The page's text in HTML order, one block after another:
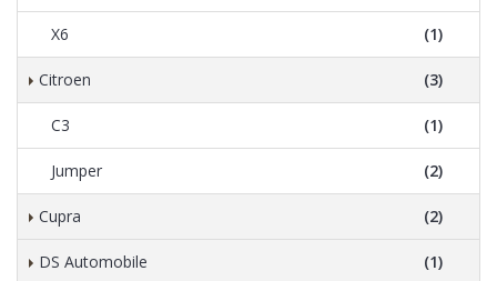
X6 (1)
Citroen (3)
C3 (1)
Jumper (2)
Cupra (2)
DS Automobile (1)